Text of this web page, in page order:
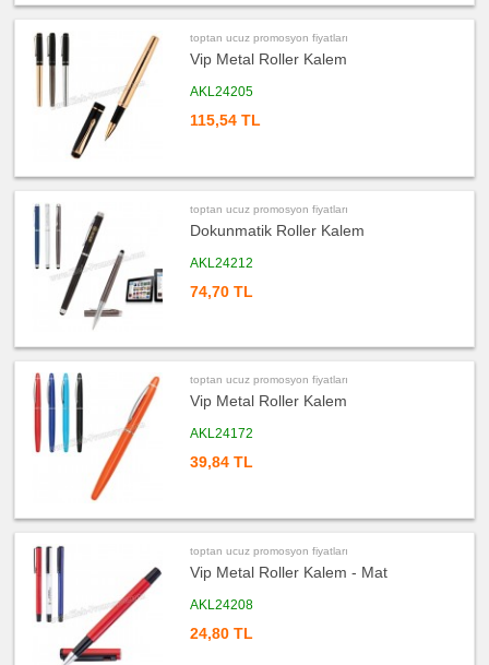
toptan ucuz promosyon fiyatları
Vip Metal Roller Kalem
AKL24205
115,54 TL
toptan ucuz promosyon fiyatları
Dokunmatik Roller Kalem
AKL24212
74,70 TL
toptan ucuz promosyon fiyatları
Vip Metal Roller Kalem
AKL24172
39,84 TL
toptan ucuz promosyon fiyatları
Vip Metal Roller Kalem - Mat
AKL24208
24,80 TL